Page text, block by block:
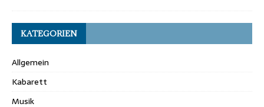
KATEGORIEN
Allgemein
Kabarett
Musik